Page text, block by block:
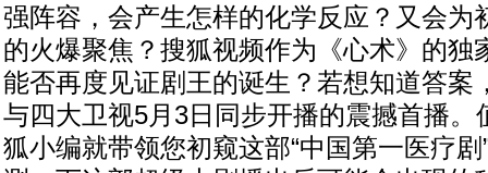
强阵容，会产生怎样的化学反应？又会为
的火爆聚焦？搜狐视频作为《心术》的独
能否再度见证剧王的诞生？若想知道答案
与四大卫视5月3日同步开播的震撼首播。
狐小编就带领您初窥这部“中国第一医疗